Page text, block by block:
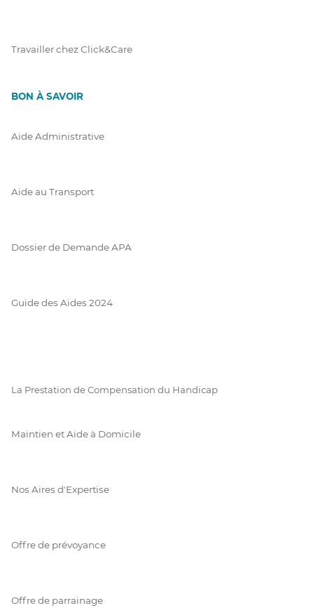
Travailler chez Click&Care
BON À SAVOIR
Aide Administrative
Aide au Transport
Dossier de Demande APA
Guide des Aides 2024
La Prestation de Compensation du Handicap
Maintien et Aide à Domicile
Nos Aires d'Expertise
Offre de prévoyance
Offre de parrainage